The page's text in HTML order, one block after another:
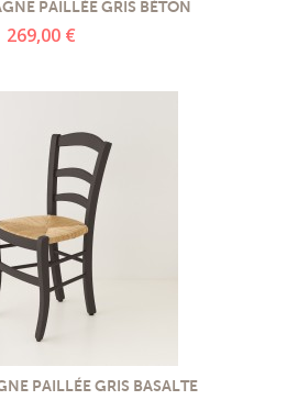
PAILLÉE GRIS BÉTON
269,00 €
PAILLÉE GRIS BASALTE